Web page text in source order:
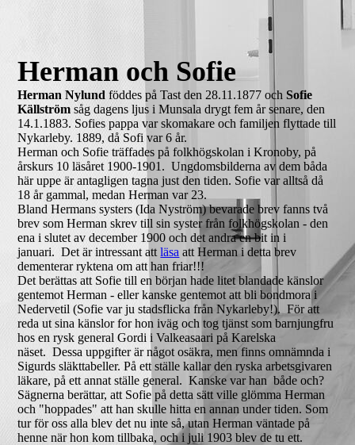
Herman och Sofie
Herman Nylund föddes på Tast den 28.11.1877 ochSofie
Källström såg dagens ljus i Munsala drygt fem år senare, den
14.1.1883. Sofies pappa var skomakare och familjen flyttade till
Nykarleby. 1889, då Sofi var 6 år.
Herman och Sofie träffades på folkhögskolan i Kronoby, på
årskurs 10 läsåret 1900-1901. Ungdomsbilderna av dem båda
här uppe är antagligen tagna just den tiden. Sofie var alltså då
18 år gammal, medan Herman var 23.
Bland Hermans systers (Ida Nyström) bevarade brev fanns två
brev som Herman skrev till sin syster från folkhögskolan - den
ena i slutet av december 1900 och det andra en bit in i
januari. Det är intressant attläsa att Herman i detta brev
dementerar ryktena om att han friar!!!
Det berättas att Sofie till en början hade litet blandade känslor
gentemot Herman - eller kanske gentemot att bli bondmora i
Nedervetil (Sofie var ju stadsflicka från Nykarleby!). För att
reda ut sina känslor for hon iväg och tog tjänst som barnjungfru
hos en rysk general Gordi i Valkeasaari på Karelska
näset. Dessa uppgifter är något osäkra, men finns omnämnda i
Sigurds släkttabeller. På ett ställe kallar den ryska arbetsgivaren
läkare, på ett annat ställe general. Kanske var han både och?
Sägnerna berättar, att Sofie på detta sätt ville glömma Herman
och "hoppades" att han skulle hitta en annan under tiden. Som
tur för oss alla blev det nu inte så, utan Herman väntade på
henne när hon kom tillbaka, och i juli 1903 blev de tu ett.